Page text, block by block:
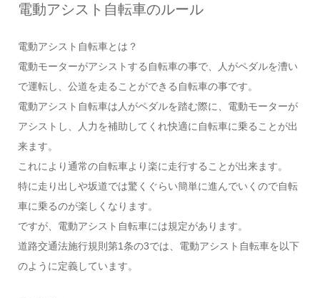
電動アシスト自転車のルール
電動アシスト自転車とは？
電動モーターがアシストする自転車の事で、人がペダルを漕い
で運転し、公道を走ることができる自転車の事です。
電動アシスト自転車は人がペダルを踏む際に、電動モーターが
アシストし、人力を補助してくれ快適に自転車に乗ることが出
来ます。
これにより通常の自転車より楽に走行することが出来ます。
特に走り出しや坂道では驚くぐらい簡単に進んでいくので自転
車に乗るのが楽しくなります。
ですが、電動アシスト自転車には規定があります。
道路交通法施行規則第1条の3では、電動アシスト自転車を以下
のように定義しています。